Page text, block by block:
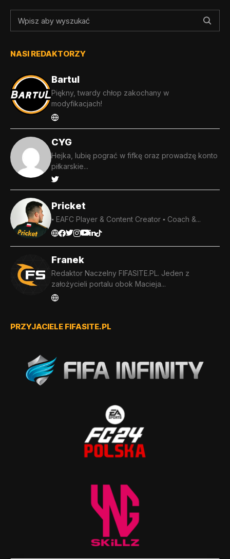
NASI REDAKTORZY
Bartul
Piękny, twardy chłop zakochany w
modyfikacjach!
CYG
Hejka, lubię pograć w fifkę oraz prowadzę konto
piłkarskie...
Pricket
▪️ EAFC Player & Content Creator ▪️ Coach &...
Franek
Redaktor Naczelny FIFASITE.PL. Jeden z
założycieli portalu obok Macieja...
PRZYJACIELE FIFASITE.PL